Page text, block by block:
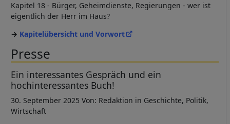
Kapitel 18 - Bürger, Geheimdienste, Regierungen - wer ist
eigentlich der Herr im Haus?
Kapitelübersicht und Vorwort
Presse
Ein interessantes Gespräch und ein
hochinteressantes Buch!
30. September 2025 Von: Redaktion in Geschichte, Politik,
Wirtschaft